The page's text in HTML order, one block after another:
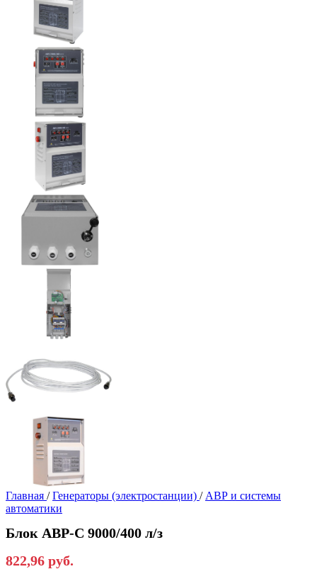
Главная / Генераторы (электростанции) / АВР и системы
автоматики
Блок АВР-С 9000/400 л/з
822,96 руб.